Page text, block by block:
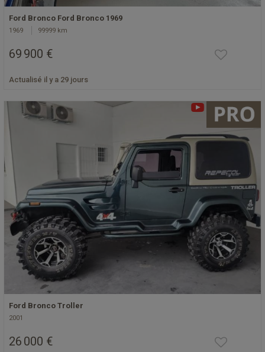
Ford Bronco Ford Bronco 1969
1969 99999 km
69 900 €
Actualisé il y a 29 jours
Ford Bronco Troller
2001
26 000 €